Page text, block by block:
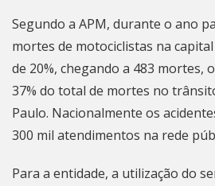
Segundo a APM, durante o ano
mortes de motociclistas na
de 20%, chegando a 483 mortes,
37% do total de mortes no
Paulo. Nacionalmente os
300 mil atendimentos na rede
Para a entidade, a utilização do